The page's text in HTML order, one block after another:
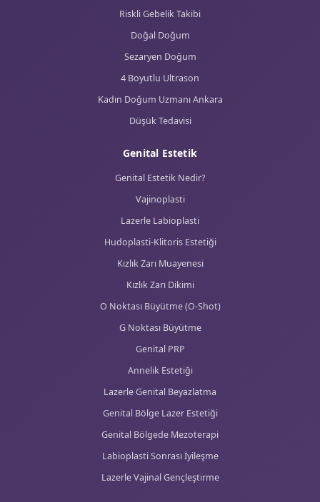
Riskli Gebelik Takibi
Doğal Doğum
Sezaryen Doğum
4 Boyutlu Ultrason
Kadın Doğum Uzmanı Ankara
Düşük Tedavisi
Genital Estetik
Genital Estetik Nedir?
Vajinoplasti
Lazerle Labioplasti
Hudoplasti-Klitoris Estetiği
Kızlık Zarı Muayenesi
Kızlık Zarı Dikimi
O Noktası Büyütme (O-Shot)
G Noktası Büyütme
Genital PRP
Annelik Estetiği
Lazerle Genital Beyazlatma
Genital Bölge Lazer Estetiği
Genital Bölgede Mezoterapi
Labioplasti Sonrası İyileşme
Lazerle Vajinal Gençleştirme